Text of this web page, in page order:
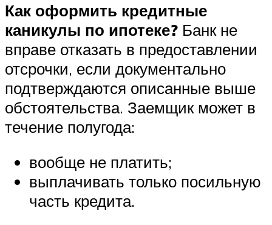
Как оформить кредитные
каникулы по ипотеке? Банк не
вправе отказать в предоставлении
отсрочки, если документально
подтверждаются описанные выше
обстоятельства. Заемщик может в
течение полугода:
вообще не платить;
выплачивать только посильную
часть кредита.